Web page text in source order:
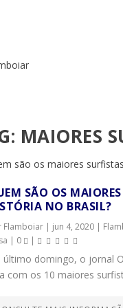
MAIORES
SÃO OS
NO BRASIL?
Flamboiar | jun 4, 2020 |
| 0 |
último domingo, o jornal
com os 10 maiores